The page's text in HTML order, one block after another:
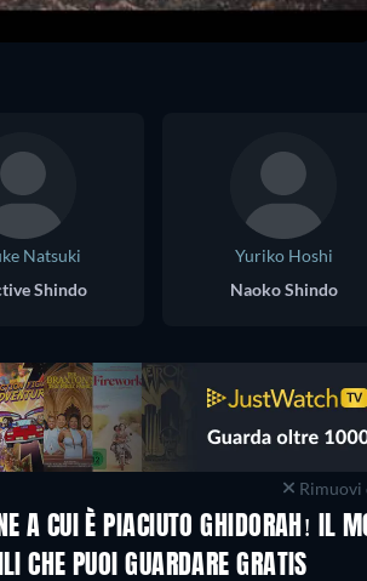
Natsuki
Shindo
Yuriko Hoshi
Naoko Shindo
Rimuovi
A CUI È PIACIUTO GHIDORAH! IL
CHE PUOI GUARDARE GRATIS